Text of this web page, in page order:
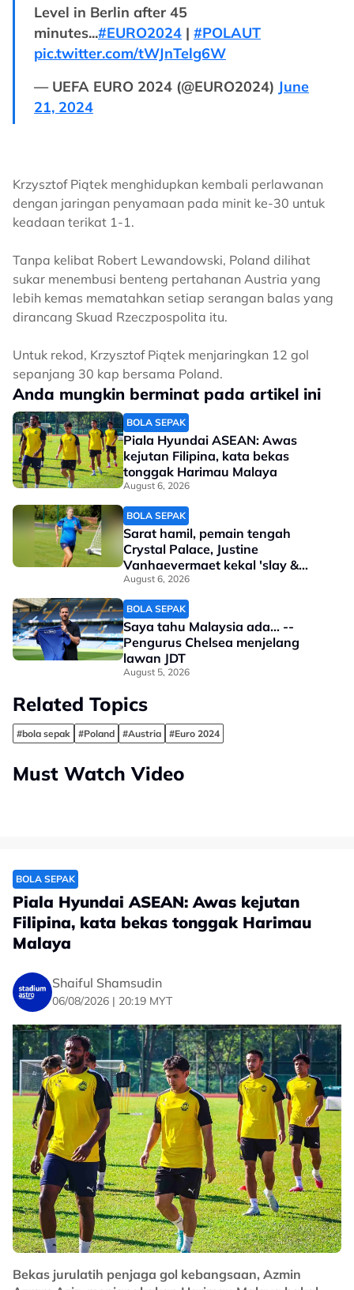
Level in Berlin after 45
minutes...#EURO2024 | #POLAUT
pic.twitter.com/tWJnTelg6W
— UEFA EURO 2024 (@EURO2024) June
21, 2024
Krzysztof Piątek menghidupkan kembali perlawanan
dengan jaringan penyamaan pada minit ke-30 untuk
keadaan terikat 1-1.
Tanpa kelibat Robert Lewandowski, Poland dilihat
sukar menembusi benteng pertahanan Austria yang
lebih kemas mematahkan setiap serangan balas yang
dirancang Skuad Rzeczpospolita itu.
Untuk rekod, Krzysztof Piątek menjaringkan 12 gol
sepanjang 30 kap bersama Poland.
Anda mungkin berminat pada artikel ini
BOLA SEPAK
Piala Hyundai ASEAN: Awas
kejutan Filipina, kata bekas
tonggak Harimau Malaya
August 6, 2026
BOLA SEPAK
Sarat hamil, pemain tengah
Crystal Palace, Justine
Vanhaevermaet kekal 'slay &
steady'
August 6, 2026
BOLA SEPAK
Saya tahu Malaysia ada... --
Pengurus Chelsea menjelang
lawan JDT
August 5, 2026
Related Topics
#bola sepak #Poland #Austria #Euro 2024
Must Watch Video
BOLA SEPAK
Piala Hyundai ASEAN: Awas kejutan
Filipina, kata bekas tonggak Harimau
Malaya
Shaiful Shamsudin
06/08/2026 | 20:19 MYT
Bekas jurulatih penjaga gol kebangsaan, Azmin